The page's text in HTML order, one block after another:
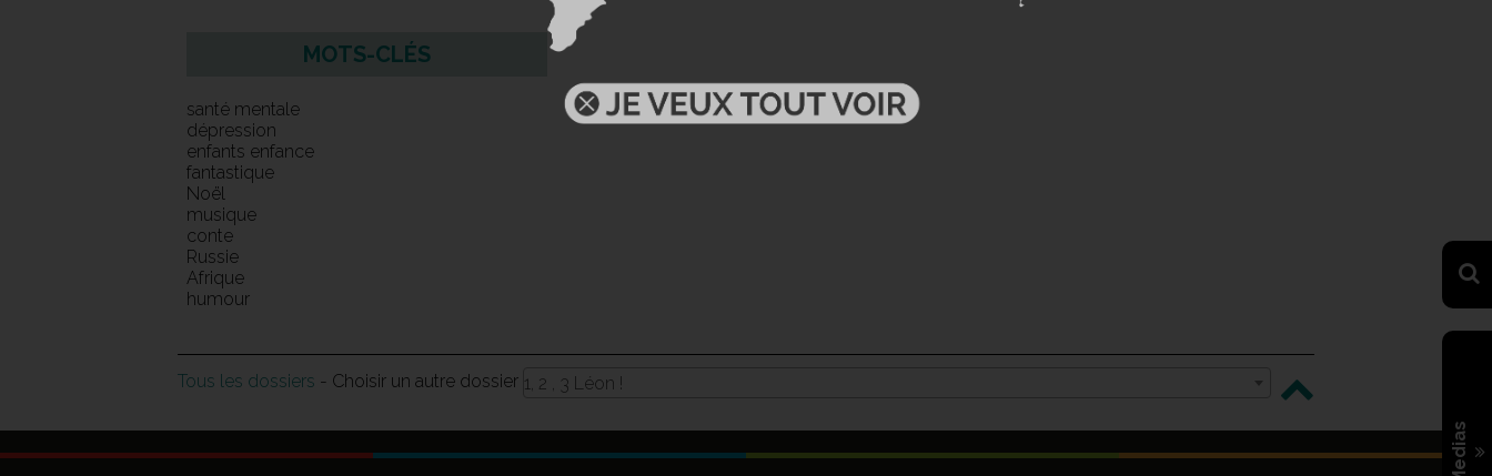
Medias
MOTS-CLÉS
santé mentale
dépression
enfants enfance
fantastique
Noël
musique
conte
Russie
Afrique
humour
Tous les dossiers - Choisir un autre dossier 1, 2 , 3 Léon !